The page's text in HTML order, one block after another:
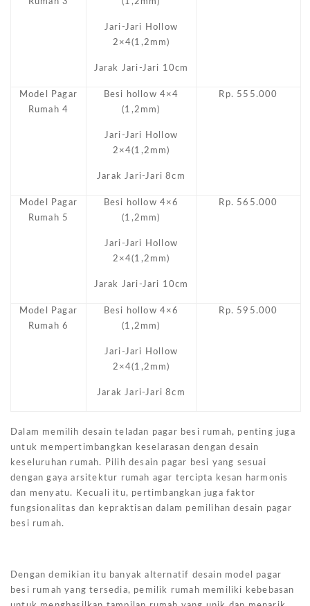
Jari-Jari Hollow
2×4(1,2mm)
Jarak Jari-Jari 10cm
Model Pagar
Rumah 4
Besi hollow 4×4
(1,2mm)
Jari-Jari Hollow
2×4(1,2mm)
Jarak Jari-Jari 8cm
Rp. 555.000
Model Pagar
Rumah 5
Besi hollow 4×6
(1,2mm)
Jari-Jari Hollow
2×4(1,2mm)
Jarak Jari-Jari 10cm
Rp. 565.000
Model Pagar
Rumah 6
Besi hollow 4×6
(1,2mm)
Jari-Jari Hollow
2×4(1,2mm)
Jarak Jari-Jari 8cm
Rp. 595.000
Dalam memilih desain teladan pagar besi rumah, penting juga
untuk mempertimbangkan keselarasan dengan desain
keseluruhan rumah. Pilih desain pagar besi yang sesuai
dengan gaya arsitektur rumah agar tercipta kesan harmonis
dan menyatu. Kecuali itu, pertimbangkan juga faktor
fungsionalitas dan kepraktisan dalam pemilihan desain pagar
besi rumah.
Dengan demikian itu banyak alternatif desain model pagar
besi rumah yang tersedia, pemilik rumah memiliki kebebasan